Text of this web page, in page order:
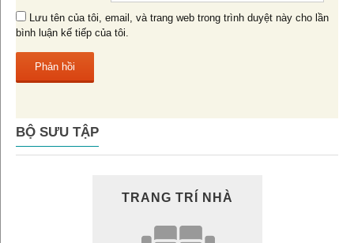
Lưu tên của tôi, email, và trang web trong trình duyệt này cho lần
bình luận kế tiếp của tôi.
BỘ SƯU TẬP
TRANG TRÍ NHÀ